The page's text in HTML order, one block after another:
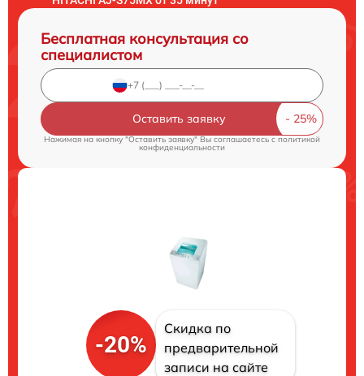
Бесплатная консультация со
специалистом
Оставить заявку
Нажимая на кнопку "Оставить заявку" Вы соглашаетесь cполитикой
конфиденциальности
-20%
Скидка по
предварительной
записи на сайте